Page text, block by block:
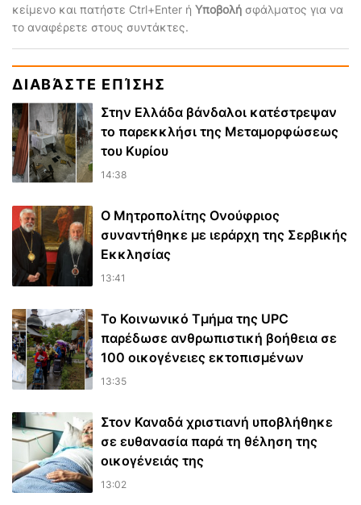
κείμενο και πατήστε Ctrl+Enter ή Υποβολή σφάλματος για να
το αναφέρετε στους συντάκτες.
ΔΙΑΒΆΣΤΕ ΕΠΊΣΗΣ
Στην Ελλάδα βάνδαλοι κατέστρεψαν
το παρεκκλήσι της Μεταμορφώσεως
του Κυρίου
14:38
Ο Μητροπολίτης Ονούφριος
συναντήθηκε με ιεράρχη της Σερβικής
Εκκλησίας
13:41
Το Κοινωνικό Τμήμα της UPC
παρέδωσε ανθρωπιστική βοήθεια σε
100 οικογένειες εκτοπισμένων
13:35
Στον Καναδά χριστιανή υποβλήθηκε
σε ευθανασία παρά τη θέληση της
οικογένειάς της
13:02